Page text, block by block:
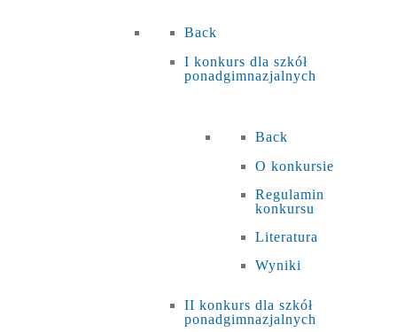
Back
I konkurs dla szkół
ponadgimnazjalnych
Back
O konkursie
Regulamin
konkursu
Literatura
Wyniki
II konkurs dla szkół
ponadgimnazjalnych